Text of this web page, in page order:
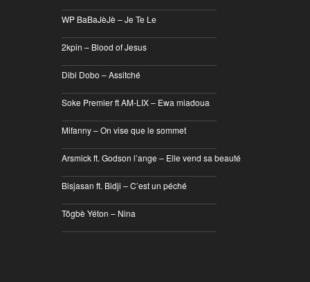
WP BaBaJèJè – Je Te Le
2kpin – Blood of Jesus
Dibi Dobo – Assitché
Soke Premier ft AM-LIX – Ewa miadoua
Mifanny – On vise que le sommet
Arsmick ft. Godson l’ange – Elle vend sa beauté
Bisjasan ft. Bidji – C’est un péché
Tôgbè Yéton – Nina